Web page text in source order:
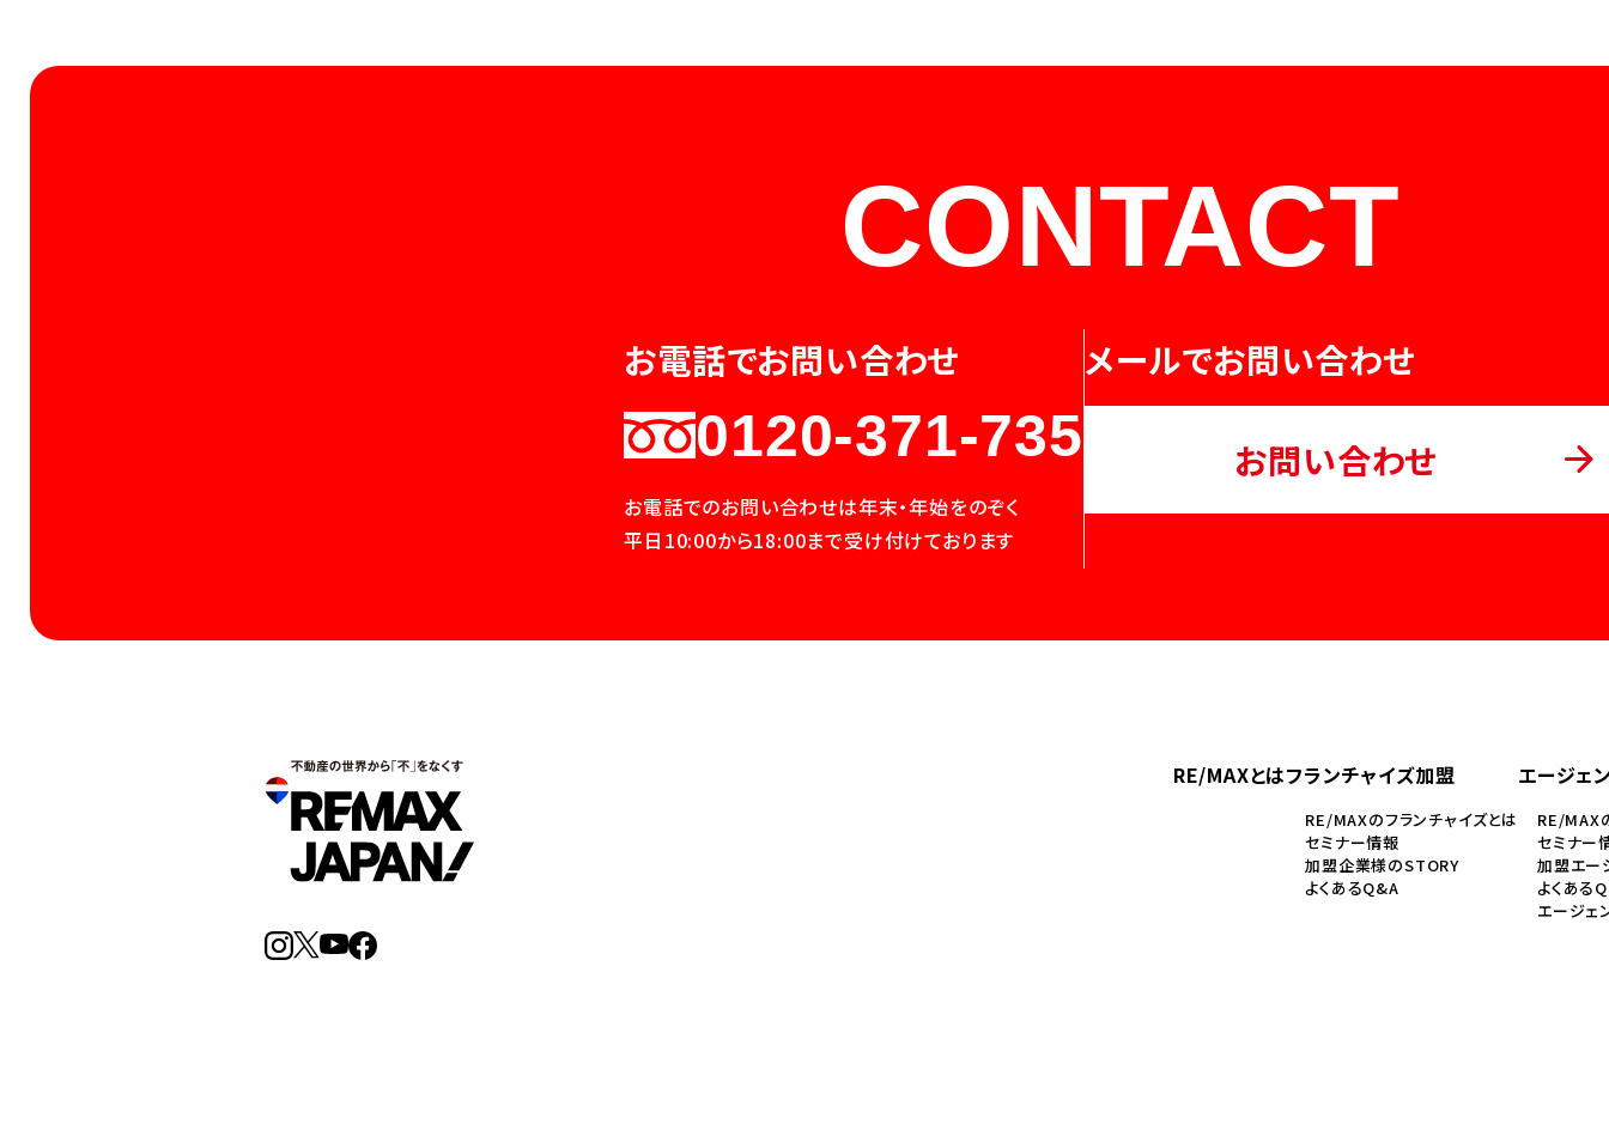
CONTACT
お電話でお問い合わせ
0120-371-735
お電話でのお問い合わせは年末・年始をのぞく
平日10:00から18:00まで受け付けております
メールでお問い合わせ
お問い合わせ
RE/MAXとはフランチャイズ加盟
RE/MAXのフランチャイズとは
セミナー情報
加盟企業様のSTORY
よくあるQ&A
エージェ
RE/MAX
セミナー
加盟エー
よくある
エージェ